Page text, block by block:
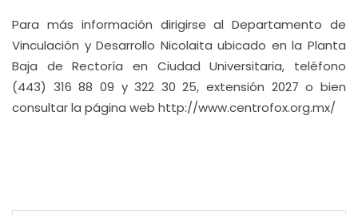
Para más información dirigirse al Departamento de
Vinculación y Desarrollo Nicolaita ubicado en la Planta
Baja de Rectoría en Ciudad Universitaria, teléfono
(443) 316 88 09 y 322 30 25, extensión 2027 o bien
consultar la página web http://www.centrofox.org.mx/